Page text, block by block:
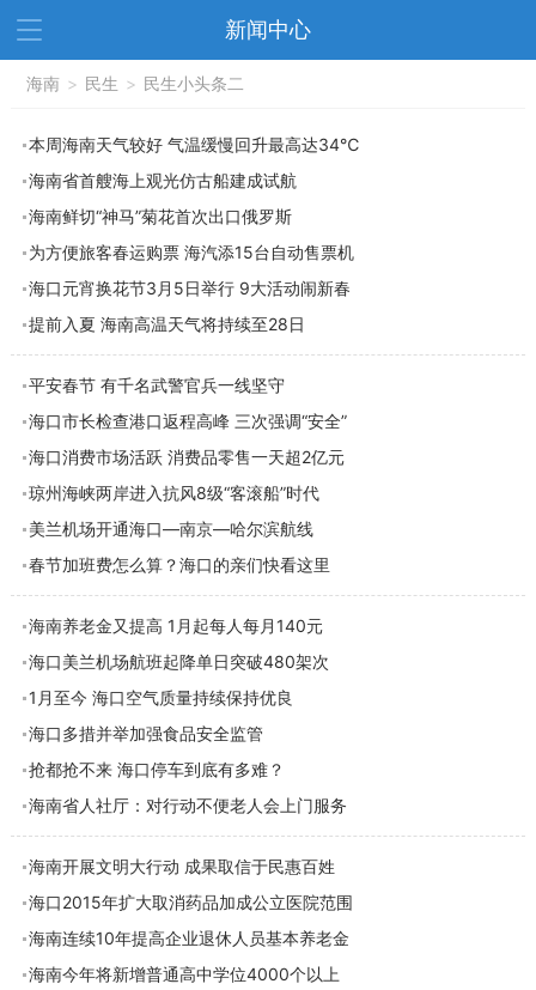
新闻中心
资讯中心 热点
文体 消费 财经
教育 健康 房产
家装 交通 美食
生活 演出 活动
展会 走读海南 周末去哪儿
人才在线 天涯企服
海南 > 民生 > 民生小头条二
本周海南天气较好 气温缓慢回升最高达34℃
海南省首艘海上观光仿古船建成试航
海南鲜切“神马”菊花首次出口俄罗斯
为方便旅客春运购票 海汽添15台自动售票机
海口元宵换花节3月5日举行 9大活动闹新春
提前入夏 海南高温天气将持续至28日
平安春节 有千名武警官兵一线坚守
海口市长检查港口返程高峰 三次强调“安全”
海口消费市场活跃 消费品零售一天超2亿元
琼州海峡两岸进入抗风8级“客滚船”时代
美兰机场开通海口—南京—哈尔滨航线
春节加班费怎么算？海口的亲们快看这里
海南养老金又提高 1月起每人每月140元
海口美兰机场航班起降单日突破480架次
1月至今 海口空气质量持续保持优良
海口多措并举加强食品安全监管
抢都抢不来 海口停车到底有多难？
海南省人社厅：对行动不便老人会上门服务
海南开展文明大行动 成果取信于民惠百姓
海口2015年扩大取消药品加成公立医院范围
海南连续10年提高企业退休人员基本养老金
海南今年将新增普通高中学位4000个以上